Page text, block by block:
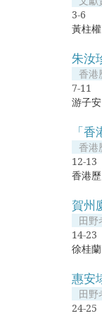
3-6
黃柱權
朱汝
香港
7-11
游子安
「
香港
12-13
香港
賀州
田野
14-23
徐桂蘭
惠安
田野
24-25